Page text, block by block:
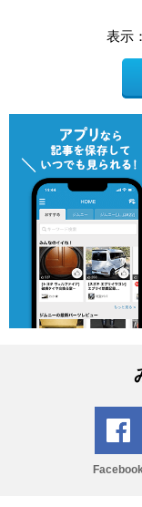
表示：
Facebook